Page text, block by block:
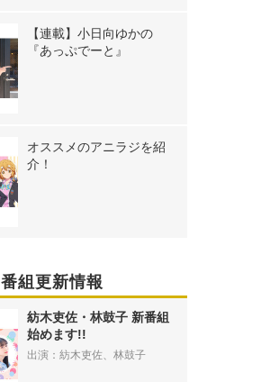
【連載】小日向ゆかの
『あっぷでーと』
オススメのアニラジを紹
介！
番組更新情報
紡木吏佐・林鼓子 新番組
始めます!!
出演：紡木吏佐、林鼓子